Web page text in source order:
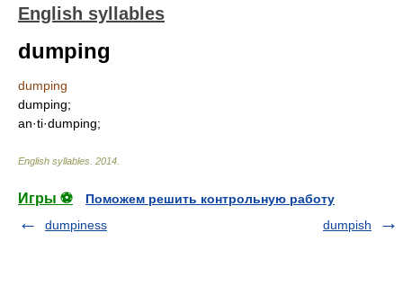
English syllables
dumping
dumping
dumping;
an·ti·dumping;
English syllables 2014
Игры ⚽
Поможем решить контрольную работу
dumpiness
dumpish